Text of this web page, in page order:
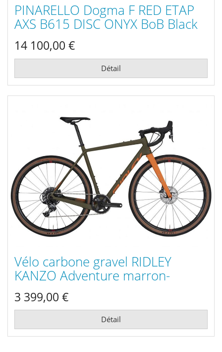
PINARELLO Dogma F RED ETAP
AXS B615 DISC ONYX BoB Black
2022
14 100,00 €
Détail
Vélo carbone gravel RIDLEY
KANZO Adventure marron-
orange Shimano GRX800 1x
2021
3 399,00 €
Détail